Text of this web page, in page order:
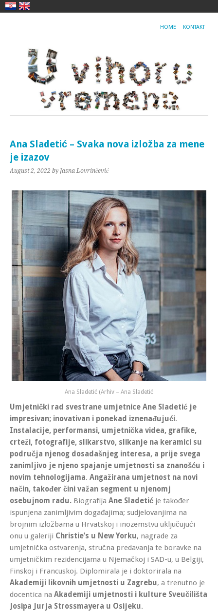
HOME KONTAKT
Ana Sladetić – Svaka nova izložba za mene
je izazov
August 2, 2022 by Jasna Lovrinčević
Ana Sladetić (Arhiv – Ana Sladetić
Umjetnički rad svestrane umjetnice Ane Sladetić je
impresivan; inovativan i ponekad iznenađujući.
Instalacije, performansi, umjetnička videa, grafike,
crteži, fotografije, slikarstvo, slikanje na keramici su
područja njenog dosadašnjeg interesa, a prije svega
zanimljivo je njeno spajanje umjetnosti sa znanošću i
novim tehnologijama. Angažirana umjetnost na novi
način, također čini važan segment u njenomj
osebujnom radu. Biografija Ane Sladetić je također
ispunjena zanimljivim događajima; sudjelovanjima na
brojnim izložbama u Hrvatskoj i inozemstvu uključujući
onu u galeriji Christie’s u New Yorku, nagrade za
umjetnička ostvarenja, stručna predavanja te boravke na
umjetničkim rezidencijama u Njemačkoj i SAD-u, u Belgiji,
Finskoj i Francuskoj. Diplomirala je i doktorirala na
Akademiji likovnih umjetnosti u Zagrebu, a trenutno je
docentica na Akademiji umjetnosti i kulture Sveučilišta
Josipa Jurja Strossmayera u Osijeku.